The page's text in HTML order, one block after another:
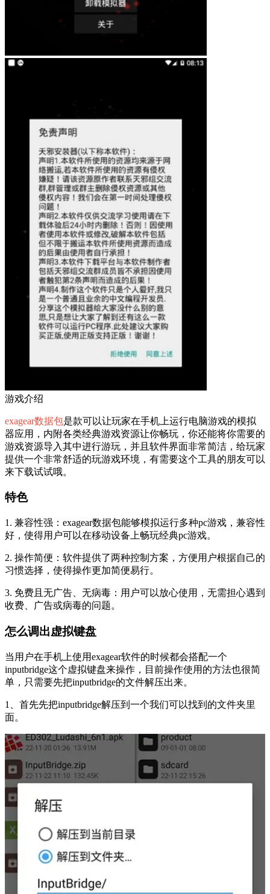
游戏介绍
exagear数据包是款可以让玩家在手机上运行电脑游戏的模拟
器应用，内附各类经典游戏资源让你畅玩，你还能将你需要的
游戏资源导入其中进行游玩，并且软件界面非常简洁，给玩家
提供一个非常舒适的玩游戏环境，有需要这个工具的朋友可以
来下载试试哦。
特色
1. 兼容性强：exagear数据包能够模拟运行多种pc游戏，兼容性
好，使得用户可以在移动设备上畅玩经典pc游戏。
2. 操作简便：软件提供了两种控制方案，方便用户根据自己的
习惯选择，使得操作更加简便易行。
3. 免费且无广告、无病毒：用户可以放心使用，无需担心遇到
收费、广告或病毒的问题。
怎么调出虚拟键盘
当用户在手机上使用exagear软件的时候都会搭配一个
inputbridge这个虚拟键盘来操作，目前操作使用的方法也很简
单，只需要先把inputbridge的文件解压出来。
1、首先先把inputbridge解压到一个我们可以找到的文件夹里
面。